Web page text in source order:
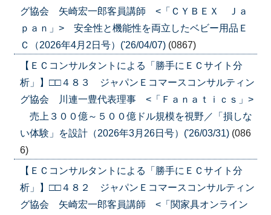
グ協会 矢崎宏一郎客員講師 <「ＣＹＢＥＸ Ｊａ
ｐａｎ」> 安全性と機能性を両立したベビー用品Ｅ
Ｃ（2026年4月2日号）('26/04/07) (0867)
【ＥＣコンサルタントによる「勝手にＥＣサイト分
析」】□□４８３ ジャパンＥコマースコンサルティン
グ協会 川連一豊代表理事 <「Ｆａｎａｔｉｃｓ」>
売上３００億～５００億ドル規模を視野／「損しな
い体験」を設計（2026年3月26日号）('26/03/31) (086
6)
【ＥＣコンサルタントによる「勝手にＥＣサイト分
析」】□□４８２ ジャパンＥコマースコンサルティン
グ協会 矢崎宏一郎客員講師 <「関家具オンライン